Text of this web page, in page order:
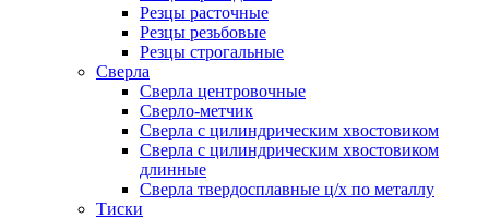
Резцы расточные
Резцы резьбовые
Резцы строгальные
Сверла
Сверла центровочные
Сверло-метчик
Сверла с цилиндрическим хвостовиком
Сверла с цилиндрическим хвостовиком
длинные
Сверла твердосплавные ц/х по металлу
Тиски